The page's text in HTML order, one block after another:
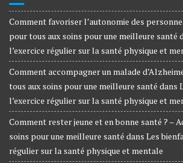
Comment favoriser l’autonomie des
pour tous aux soins pour une meilleure santé
l’exercice régulier sur la santé physique et
Comment accompagner un malade
tous aux soins pour une meilleure santé dans
l’exercice régulier sur la santé physique et
Comment rester jeune et en bonne santé ? –
soins pour une meilleure santé dans Les
régulier sur la santé physique et mentale